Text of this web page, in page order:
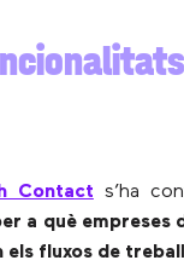
Contact s’ha
a què empreses
els fluxos de